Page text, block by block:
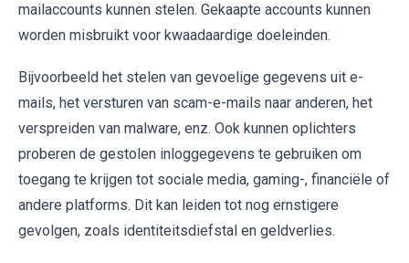
mailaccounts kunnen stelen. Gekaapte accounts kunnen
worden misbruikt voor kwaadaardige doeleinden.
Bijvoorbeeld het stelen van gevoelige gegevens uit e-
mails, het versturen van scam-e-mails naar anderen, het
verspreiden van malware, enz. Ook kunnen oplichters
proberen de gestolen inloggegevens te gebruiken om
toegang te krijgen tot sociale media, gaming-, financiële of
andere platforms. Dit kan leiden tot nog ernstigere
gevolgen, zoals identiteitsdiefstal en geldverlies.